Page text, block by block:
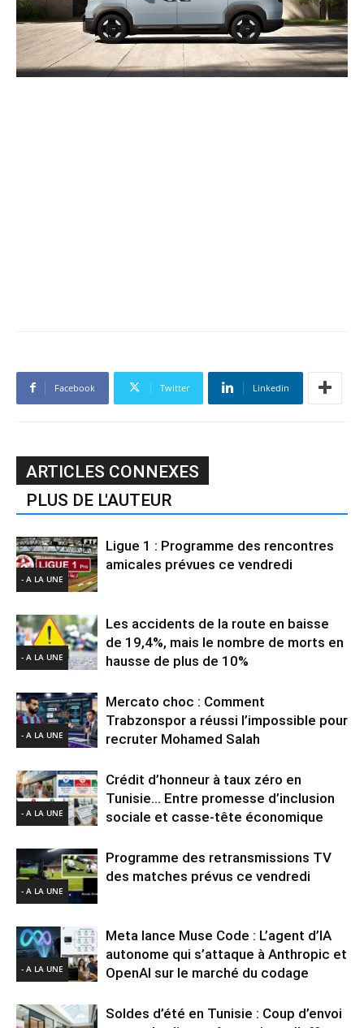
Facebook Twitter Linkedin
ARTICLES CONNEXES
PLUS DE L'AUTEUR
- A LA UNE
Ligue 1 : Programme des rencontres
amicales prévues ce vendredi
- A LA UNE
Les accidents de la route en baisse
de 19,4%, mais le nombre de morts en
hausse de plus de 10%
- A LA UNE
Mercato choc : Comment
Trabzonspor a réussi l’impossible pour
recruter Mohamed Salah
- A LA UNE
Crédit d’honneur à taux zéro en
Tunisie… Entre promesse d’inclusion
sociale et casse-tête économique
- A LA UNE
Programme des retransmissions TV
des matches prévus ce vendredi
- A LA UNE
Meta lance Muse Code : L’agent d’IA
autonome qui s’attaque à Anthropic et
OpenAI sur le marché du codage
Soldes d’été en Tunisie : Coup d’envoi